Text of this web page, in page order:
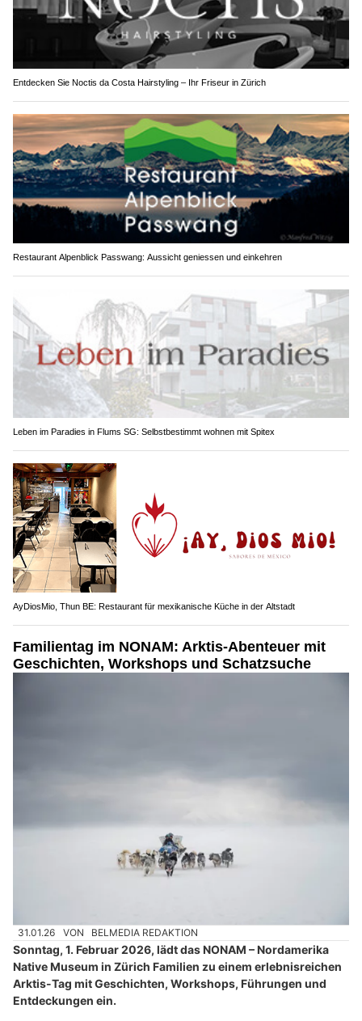
Entdecken Sie Noctis da Costa Hairstyling – Ihr Friseur in Zürich
Restaurant Alpenblick Passwang: Aussicht geniessen und einkehren
Leben im Paradies in Flums SG: Selbstbestimmt wohnen mit Spitex
AyDiosMio, Thun BE: Restaurant für mexikanische Küche in der Altstadt
Familientag im NONAM: Arktis-Abenteuer mit
Geschichten, Workshops und Schatzsuche
31.01.26 VON BELMEDIA REDAKTION
Sonntag, 1. Februar 2026, lädt das NONAM – Nordamerika
Native Museum in Zürich Familien zu einem erlebnisreichen
Arktis-Tag mit Geschichten, Workshops, Führungen und
Entdeckungen ein.